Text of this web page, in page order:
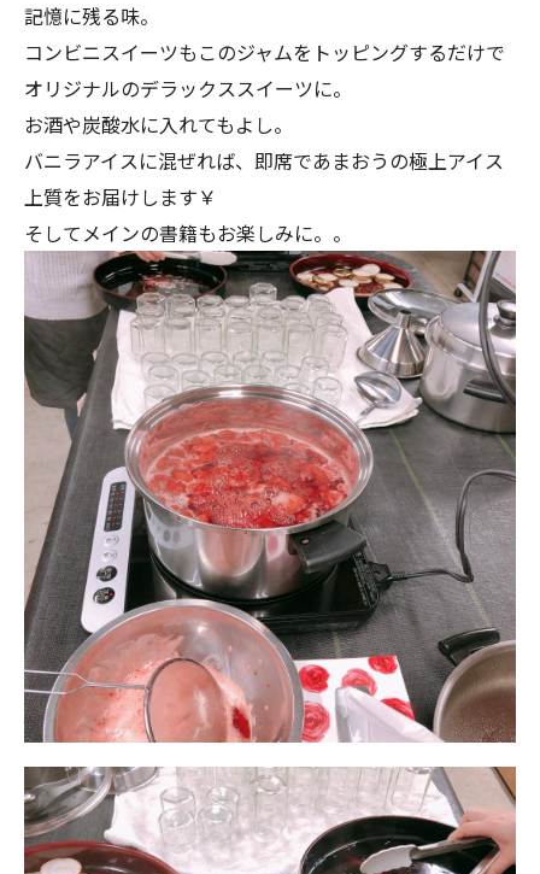
記憶に残る味。
コンビニスイーツもこのジャムをトッピングするだけで
オリジナルのデラックススイーツに。
お酒や炭酸水に入れてもよし。
バニラアイスに混ぜれば、即席であまおうの極上アイス
上質をお届けします￥
そしてメインの書籍もお楽しみに。。